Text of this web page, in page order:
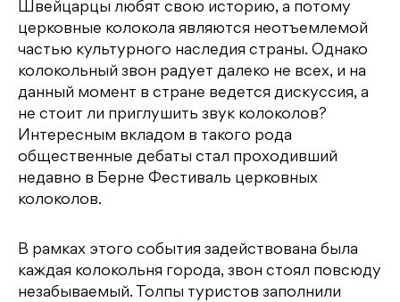
Швейцарцы любят свою историю, а потому
церковные колокола являются неотъемлемой
частью культурного наследия страны. Однако
колокольный звон радует далеко не всех, и на
данный момент в стране ведется дискуссия, а
не стоит ли приглушить звук колоколов?
Интересным вкладом в такого рода
общественные дебаты стал проходивший
недавно в Берне Фестиваль церковных
колоколов.
В рамках этого события задействована была
каждая колокольня города, звон стоял повсюду
незабываемый. Толпы туристов заполнили